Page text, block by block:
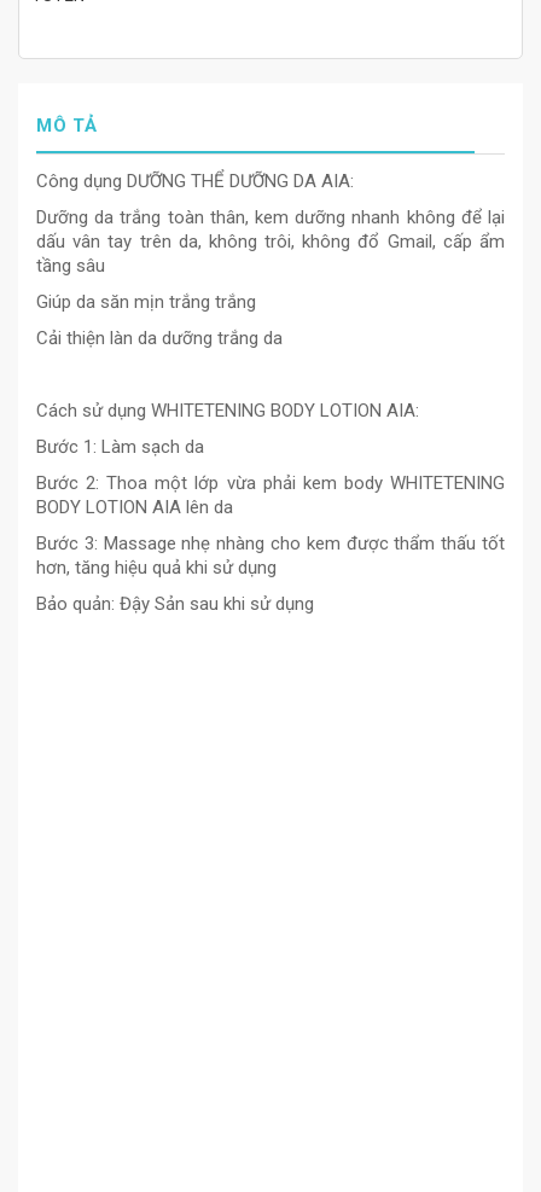
MÔ TẢ
Công dụng DƯỠNG THỂ DƯỠNG DA AIA:
Dưỡng da trắng toàn thân, kem dưỡng nhanh không để lại
dấu vân tay trên da, không trôi, không đổ Gmail, cấp ẩm
tầng sâu
Giúp da săn mịn trắng trắng
Cải thiện làn da dưỡng trắng da
Cách sử dụng WHITETENING BODY LOTION AIA:
Bước 1: Làm sạch da
Bước 2: Thoa một lớp vừa phải kem body WHITETENING
BODY LOTION AIA lên da
Bước 3: Massage nhẹ nhàng cho kem được thẩm thấu tốt
hơn, tăng hiệu quả khi sử dụng
Bảo quản: Đậy Sản sau khi sử dụng